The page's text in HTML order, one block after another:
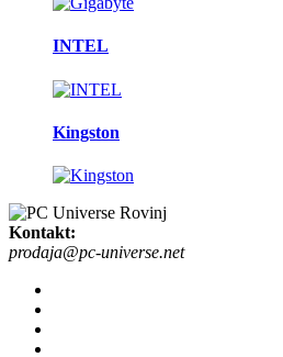
INTEL
Kingston
Kontakt:
prodaja@pc-universe.net